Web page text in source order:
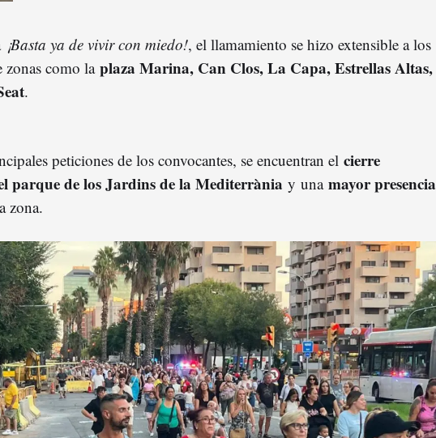
¡Basta ya de vivir con miedo!, el llamamiento se hizo extensible a los
zonas como la plaza Marina, Can Clos, La Capa, Estrellas Altas,
.
peticiones de los convocantes, se encuentran el cierre
parque de los Jardins de la Mediterrània y una mayor presencia
zona.